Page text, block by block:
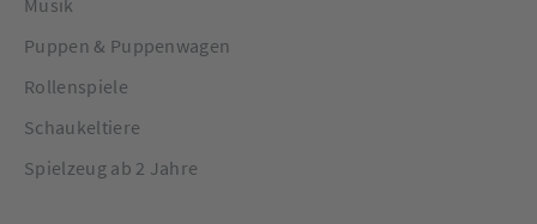
Musik
Puppen & Puppenwagen
Rollenspiele
Schaukeltiere
Spielzeug ab 2 Jahre